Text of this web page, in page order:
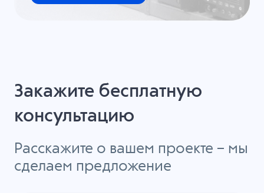
Закажите бесплатную
консультацию
Расскажите о вашем проекте – мы
сделаем предложение